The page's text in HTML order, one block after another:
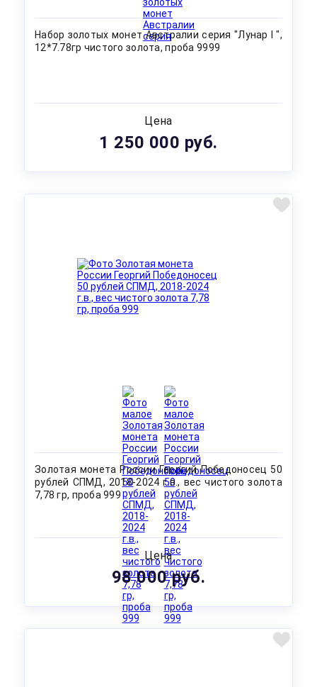
Набор золотых монет Австралии серия "Лунар I ",
12*7.78гр чистого золота, проба 9999
Цена
1 250 000 руб.
Золотая монета России Георгий Победоносец 50
рублей СПМД, 2018-2024 г.в., вес чистого золота
7,78 гр, проба 999
Цена
98 000 руб.